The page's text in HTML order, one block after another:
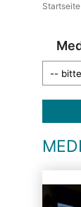
Startseite